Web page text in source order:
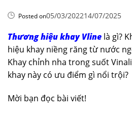
Posted on05/03/202214/07/2025
Thương hiệu khay Vline là gì?
hiệu khay niềng răng từ nước
Khay chỉnh nha trong suốt
khay này có ưu điểm gì nổi trội?
Mời bạn đọc bài viết!